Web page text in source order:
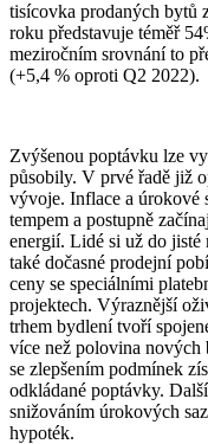
tisícovka prodaných bytů
roku představuje téměř
meziročním srovnání to
(+5,4 % oproti Q2 2022).
Zvýšenou poptávku lze
působily. V prvé řadě již
vývoje. Inflace a úrokové
tempem a postupně
energií. Lidé si už do
také dočasné prodejní
ceny se speciálními
projektech. Výraznější
trhem bydlení tvoří
více než polovina nových
se zlepšením podmínek
odkládané poptávky.
snižováním úrokových
hypoték.